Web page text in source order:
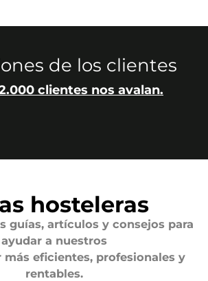
de los clientes
clientes nos avalan.
hosteleras
guías, artículos y consejos para
ayudar a nuestros
más eficientes, profesionales y
rentables.